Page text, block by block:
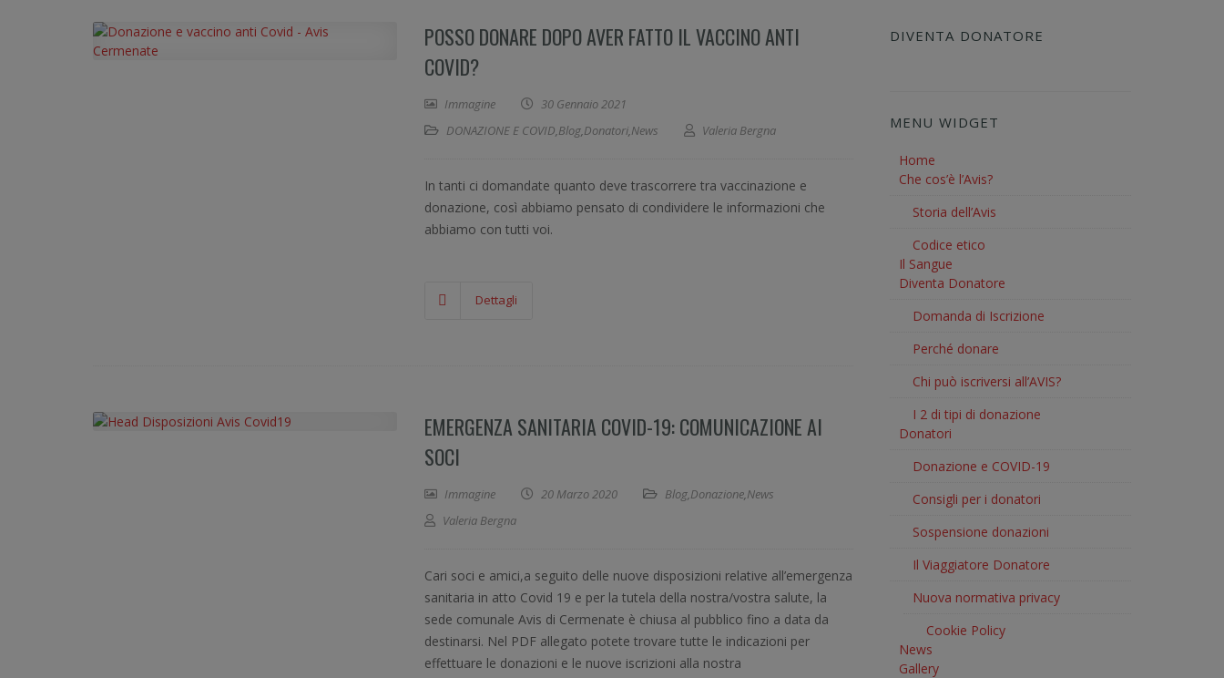
POSSO DONARE DOPO AVER FATTO IL VACCINO ANTI
COVID?
Immagine
30 Gennaio 2021
DONAZIONE E COVID,Blog,Donatori,News Valeria Bergna
In tanti ci domandate quanto deve trascorrere tra vaccinazione e
donazione, così abbiamo pensato di condividere le informazioni che
abbiamo con tutti voi.
Dettagli
EMERGENZA SANITARIA COVID-19: COMUNICAZIONE AI
SOCI
Immagine 20 Marzo 2020 Blog,Donazione,News
Valeria Bergna
Cari soci e amici,a seguito delle nuove disposizioni relative all’emergenza
sanitaria in atto Covid 19 e per la tutela della nostra/vostra salute, la
sede comunale Avis di Cermenate è chiusa al pubblico fino a data da
destinarsi. Nel PDF allegato potete trovare tutte le indicazioni per
effettuare le donazioni e le nuove iscrizioni alla nostra
DIVENTA DONATORE
MENU WIDGET
Home
Che cos’è l’Avis?
Storia dell’Avis
Codice etico
Il Sangue
Diventa Donatore
Domanda di Iscrizione
Perché donare
Chi può iscriversi all’AVIS?
I 2 di tipi di donazione
Donatori
Donazione e COVID-19
Consigli per i donatori
Sospensione donazioni
Il Viaggiatore Donatore
Nuova normativa privacy
Cookie Policy
News
Gallery